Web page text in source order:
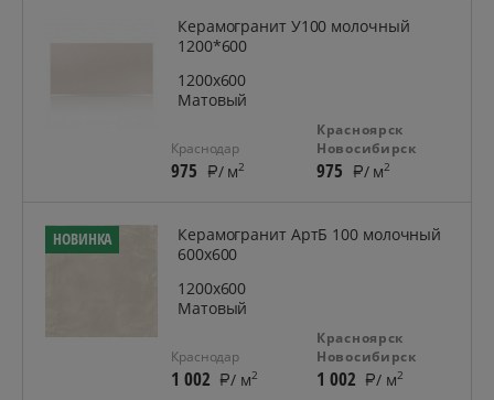
Керамогранит У100 молочный
1200*600
1200x600
Матовый
Краснодар
975 / м2
Красноярск
Новосибирск
975 / м2
НОВИНКА
Керамогранит АртБ 100 молочный
600х600
1200x600
Матовый
Краснодар
1 002 / м2
Красноярск
Новосибирск
1 002 / м2